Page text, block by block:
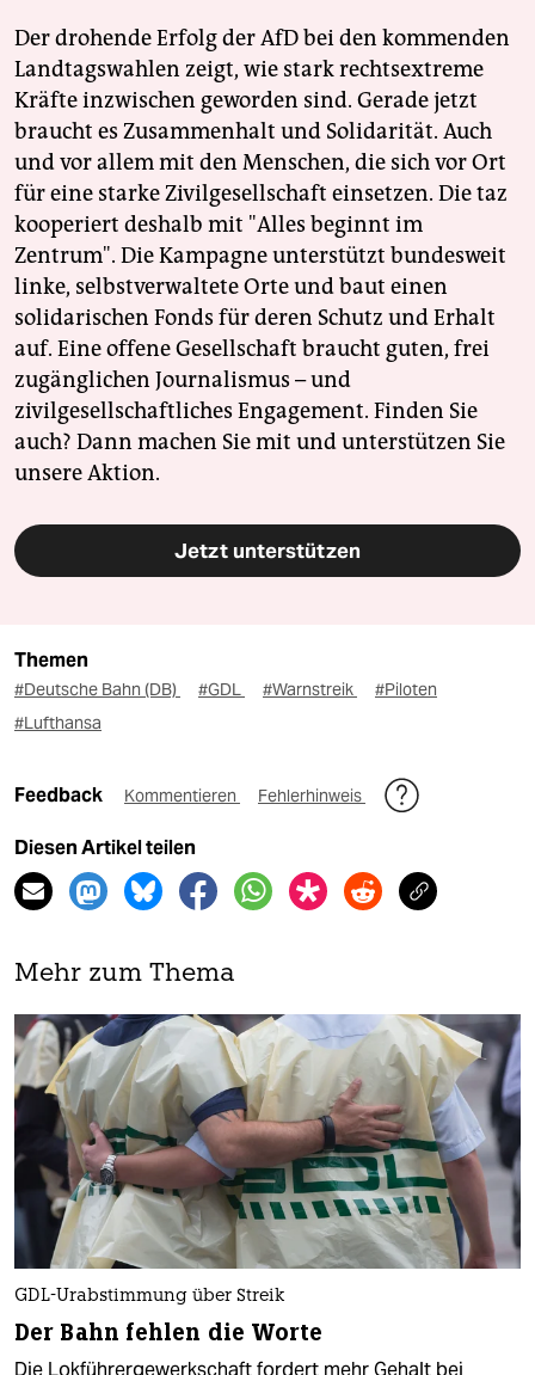
Der drohende Erfolg der AfD bei den kommenden
Landtagswahlen zeigt, wie stark rechtsextreme
Kräfte inzwischen geworden sind. Gerade jetzt
braucht es Zusammenhalt und Solidarität. Auch
und vor allem mit den Menschen, die sich vor Ort
für eine starke Zivilgesellschaft einsetzen. Die taz
kooperiert deshalb mit "Alles beginnt im
Zentrum". Die Kampagne unterstützt bundesweit
linke, selbstverwaltete Orte und baut einen
solidarischen Fonds für deren Schutz und Erhalt
auf. Eine offene Gesellschaft braucht guten, frei
zugänglichen Journalismus – und
zivilgesellschaftliches Engagement. Finden Sie
auch? Dann machen Sie mit und unterstützen Sie
unsere Aktion.
Jetzt unterstützen
Themen
#Deutsche Bahn (DB) #GDL #Warnstreik
#Piloten
#Lufthansa
Feedback Kommentieren Fehlerhinweis
Diesen Artikel teilen
Mehr zum Thema
GDL-Urabstimmung über Streik
Der Bahn fehlen die Worte
Die Lokführergewerkschaft fordert mehr Gehalt bei